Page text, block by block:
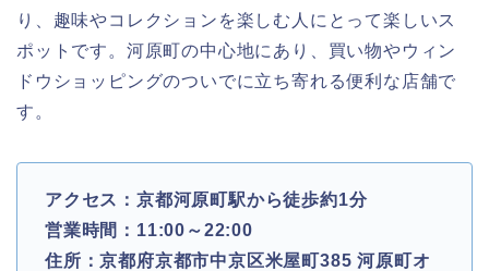
り、趣味やコレクションを楽しむ人にとって楽しいス
ポットです。河原町の中心地にあり、買い物やウィン
ドウショッピングのついでに立ち寄れる便利な店舗で
す。
アクセス：京都河原町駅から徒歩約1分
営業時間：11:00～22:00
住所：京都府京都市中京区米屋町385 河原町オ